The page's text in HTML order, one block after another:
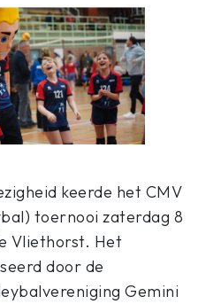
keerde het CMV
toernooi zaterdag 8
Vliethorst. Het
door de
Gemini